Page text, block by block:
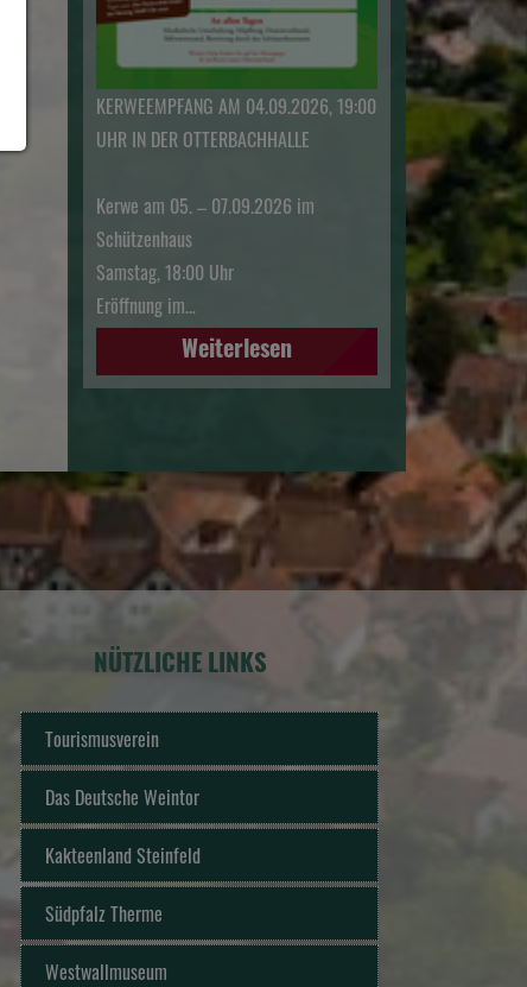
KERWEEMPFANG AM 04.09.2026, 19:00
UHR IN DER OTTERBACHHALLE
Kerwe am 05. – 07.09.2026 im
Schützenhaus
Samstag, 18:00 Uhr
Eröffnung im…
Weiterlesen
NÜTZLICHE LINKS
Tourismusverein
Das Deutsche Weintor
Kakteenland Steinfeld
Südpfalz Therme
Westwallmuseum